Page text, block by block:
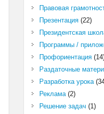
Правовая
Презентация(22)
Президентская
Программы /
Профориентация
Раздаточные
Разработка урока
Реклама(2)
Решение задач (1)